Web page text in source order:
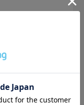
るようなことも